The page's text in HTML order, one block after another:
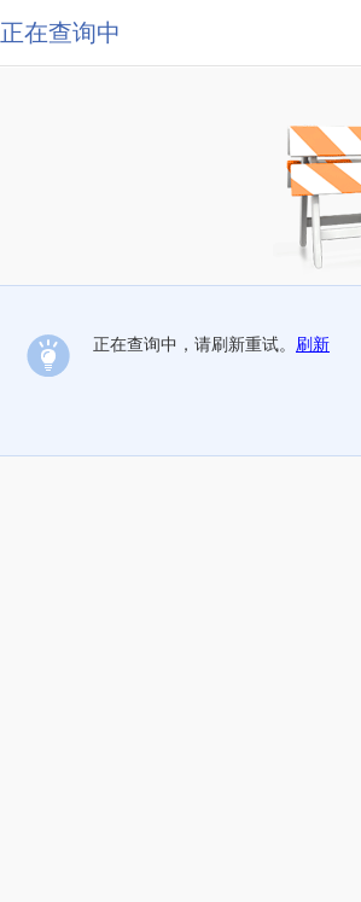
正在查询中
正在查询中，请刷新重试。 刷新